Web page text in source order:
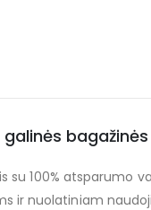
su 100%
ir nuolatiniam